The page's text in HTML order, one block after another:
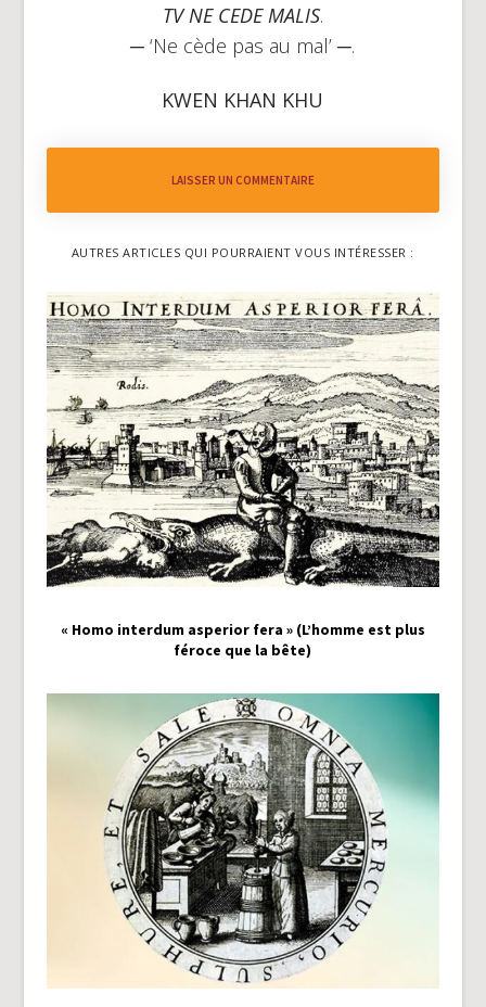
TV NE CEDE MALIS.
─ ‘Ne cède pas au mal’ ─.
KWEN KHAN KHU
LAISSER UN COMMENTAIRE
AUTRES ARTICLES QUI POURRAIENT VOUS INTÉRESSER :
« Homo interdum asperior fera » (L’homme est plus
féroce que la bête)